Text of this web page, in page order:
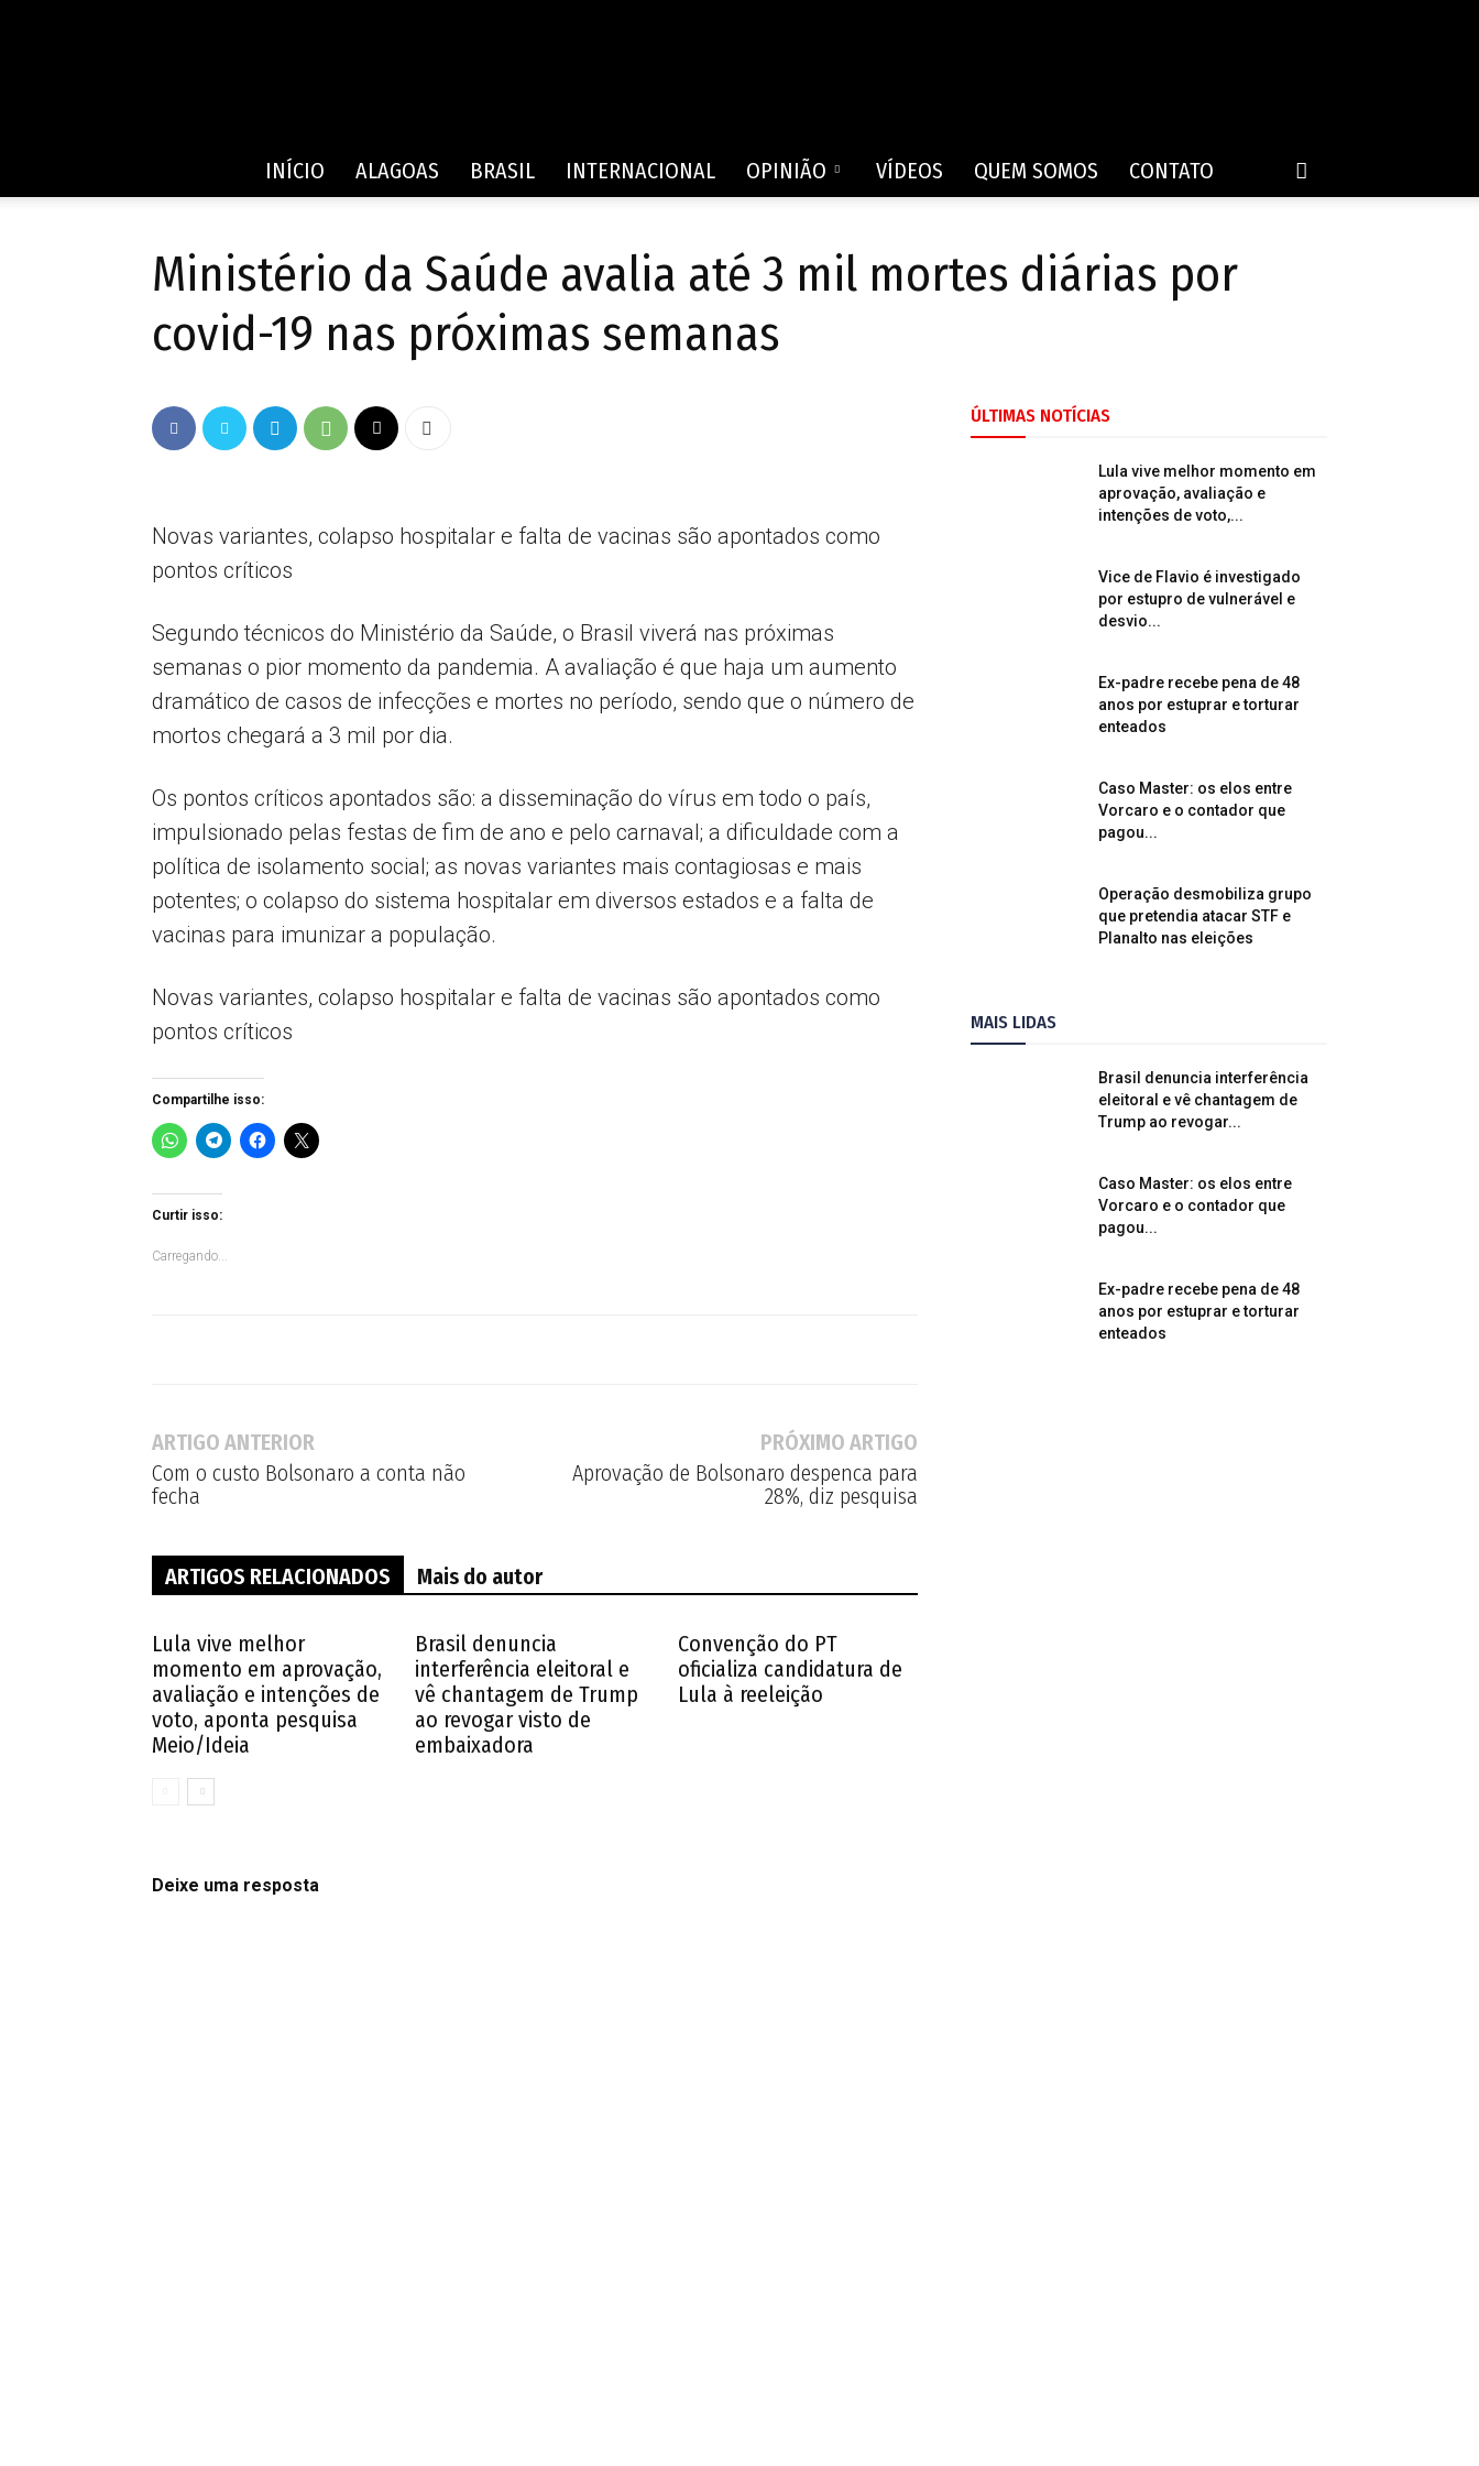
de
AL
INÍCIO ALAGOAS BRASIL INTERNACIONAL OPINIÃO VÍDEOS QUEM SOMOS CONTATO
Ministério da Saúde avalia até 3 mil mortes diárias por
covid-19 nas próximas semanas
Novas variantes, colapso hospitalar e falta de vacinas são apontados como
pontos críticos
Segundo técnicos do Ministério da Saúde, o Brasil viverá nas próximas
semanas o pior momento da pandemia. A avaliação é que haja um aumento
dramático de casos de infecções e mortes no período, sendo que o número de
mortos chegará a 3 mil por dia.
Os pontos críticos apontados são: a disseminação do vírus em todo o país,
impulsionado pelas festas de fim de ano e pelo carnaval; a dificuldade com a
política de isolamento social; as novas variantes mais contagiosas e mais
potentes; o colapso do sistema hospitalar em diversos estados e a falta de
vacinas para imunizar a população.
Novas variantes, colapso hospitalar e falta de vacinas são apontados como
pontos críticos
Compartilhe isso:
Curtir isso:
Carregando...
ARTIGO ANTERIOR
Com o custo Bolsonaro a conta não
fecha
PRÓXIMO ARTIGO
Aprovação de Bolsonaro despenca para
28%, diz pesquisa
ARTIGOS RELACIONADOS Mais do autor
Lula vive melhor
momento em aprovação,
avaliação e intenções de
voto, aponta pesquisa
Meio/Ideia
Brasil denuncia
interferência eleitoral e
vê chantagem de Trump
ao revogar visto de
embaixadora
Convenção do PT
oficializa candidatura de
Lula à reeleição
Deixe uma resposta
ÚLTIMAS NOTÍCIAS
Lula vive melhor momento em
aprovação, avaliação e
intenções de voto,...
Vice de Flavio é investigado
por estupro de vulnerável e
desvio...
Ex-padre recebe pena de 48
anos por estuprar e torturar
enteados
Caso Master: os elos entre
Vorcaro e o contador que
pagou...
Operação desmobiliza grupo
que pretendia atacar STF e
Planalto nas eleições
MAIS LIDAS
Brasil denuncia interferência
eleitoral e vê chantagem de
Trump ao revogar...
Caso Master: os elos entre
Vorcaro e o contador que
pagou...
Ex-padre recebe pena de 48
anos por estuprar e torturar
enteados